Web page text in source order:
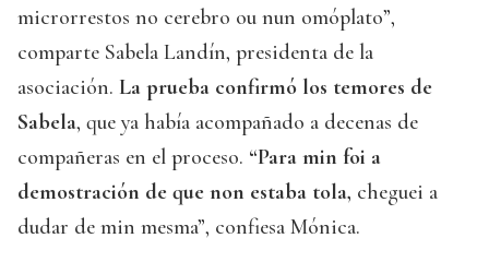
microrrestos no cerebro ou nun omóplato”,
comparte Sabela Landín, presidenta de la
asociación. La prueba confirmó los temores de
Sabela, que ya había acompañado a decenas de
compañeras en el proceso. “Para min foi a
demostración de que non estaba tola, cheguei a
dudar de min mesma”, confiesa Mónica.